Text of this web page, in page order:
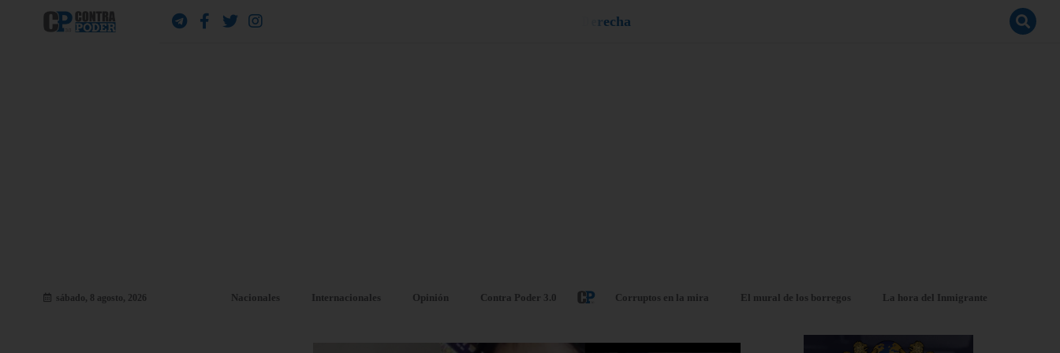
sábado, 8 agosto, 2026 Nacionales Internacionales Opinión Contra Poder 3.0 Corruptos en la mira El mural de los borregos La hora del Inmigrante